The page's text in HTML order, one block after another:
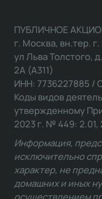
ПУБЛИЧНОЕ
г. Москва, вн.тер.
ул Льва Толстого,
2А (А311)
ИНН: 7736227885 /
Коды видов
утвержденному
2023 г. № 449: 2.01,
Информация,
исключительно
характер, не
домашних и иных